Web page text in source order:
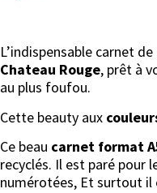
L’indispensable carnet de
Chateau Rouge, prêt à
au plus foufou.
Cette beauty aux
Ce beau carnet format
recyclés. Il est paré pour
numérotées, Et surtout il